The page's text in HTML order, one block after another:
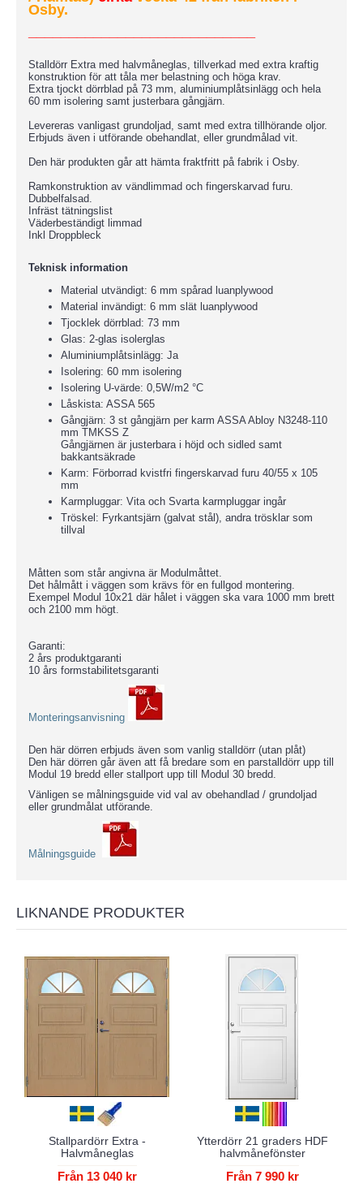
Osby.
Stalldörr Extra med halvmåneglas, tillverkad med extra kraftig
konstruktion för att tåla mer belastning och höga krav.
Extra tjockt dörrblad på 73 mm, aluminiumplåtsinlägg och hela
60 mm isolering samt justerbara gångjärn.
Levereras vanligast grundoljad, samt med extra tillhörande oljor.
Erbjuds även i utförande obehandlat, eller grundmålad vit.
Den här produkten går att hämta fraktfritt på fabrik i Osby.
Ramkonstruktion av vändlimmad och fingerskarvad furu.
Dubbelfalsad.
Infräst tätningslist
Väderbeständigt limmad
Inkl Droppbleck
Teknisk information
Material utvändigt: 6 mm spårad luanplywood
Material invändigt: 6 mm slät luanplywood
Tjocklek dörrblad: 73 mm
Glas: 2-glas isolerglas
Aluminiumplåtsinlägg: Ja
Isolering: 60 mm isolering
Isolering U-värde: 0,5W/m2 °C
Låskista: ASSA 565
Gångjärn: 3 st gångjärn per karm ASSA Abloy N3248-110
mm TMKSS Z
Gångjärnen är justerbara i höjd och sidled samt
bakkantsäkrade
Karm: Förborrad kvistfri fingerskarvad furu 40/55 x 105
mm
Karmpluggar: Vita och Svarta karmpluggar ingår
Tröskel: Fyrkantsjärn (galvat stål), andra trösklar som
tillval
Måtten som står angivna är Modulmåttet.
Det hålmått i väggen som krävs för en fullgod montering.
Exempel Modul 10x21 där hålet i väggen ska vara 1000 mm brett
och 2100 mm högt.
Garanti:
2 års produktgaranti
10 års formstabilitetsgaranti
Monteringsanvisning
Den här dörren erbjuds även som vanlig stalldörr (utan plåt)
Den här dörren går även att få bredare som en parstalldörr upp till
Modul 19 bredd eller stallport upp till Modul 30 bredd.
Vänligen se målningsguide vid val av obehandlad / grundoljad
eller grundmålat utförande.
Målningsguide
LIKNANDE PRODUKTER
Stallpardörr Extra -
Halvmåneglas
Från 13 040 kr
Ytterdörr 21 graders HDF
halvmånefönster
Från 7 990 kr